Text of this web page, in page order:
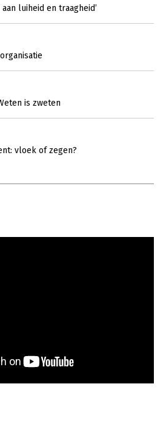
luiheid en traagheid’
is zweten
vloek of zegen?